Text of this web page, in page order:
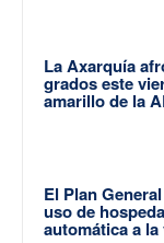
La Axarquía
grados este
amarillo de la
El Plan
uso de
automática a